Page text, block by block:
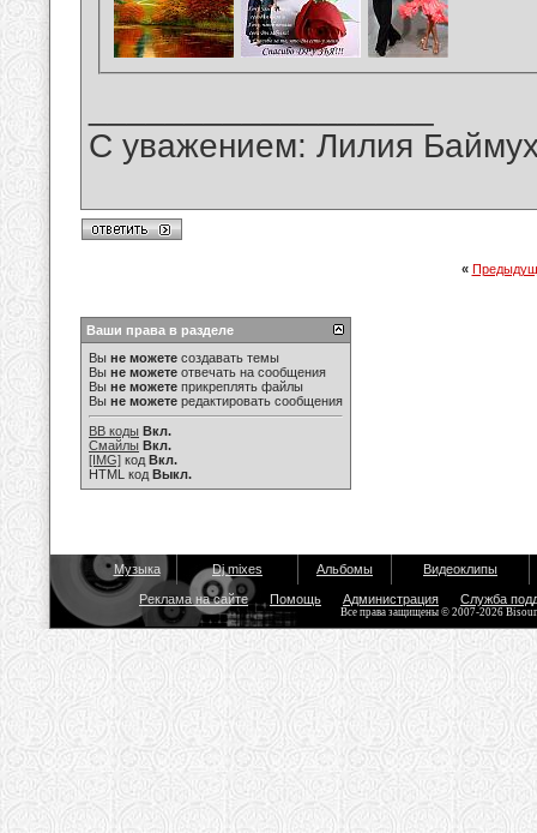
С уважением: Лилия
«
Ваши права в разделе
Вы не можете создавать темы
Вы не можете отвечать на сообщения
Вы не можете прикреплять файлы
Вы не можете редактировать сообщения
BB коды Вкл.
Смайлы Вкл.
[IMG] код Вкл.
HTML код Выкл.
Музыка Dj mixes Альбомы Видеоклипы
Реклама на сайте Помощь Администрация Служба
Все права защищены © 2007-2026